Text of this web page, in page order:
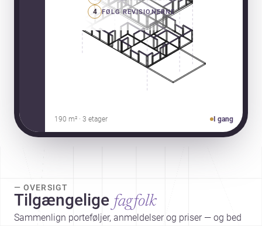
4 FØLG REVISIONERNE
190 m² · 3 etager I gang
— OVERSIGT
Tilgængelige fagfolk
Sammenlign porteføljer, anmeldelser og priser — og bed